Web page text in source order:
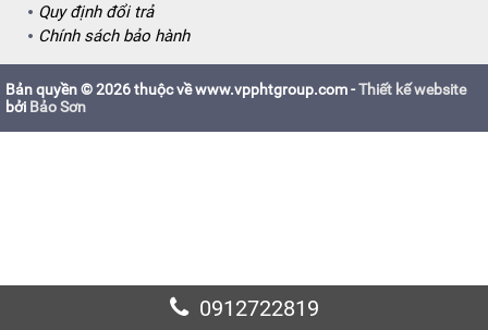
0912722819
Quy định đổi trả
Chính sách bảo hành
Bản quyền © 2026 thuộc về www.vpphtgroup.com -Thiết kế website
bởi Bảo Sơn